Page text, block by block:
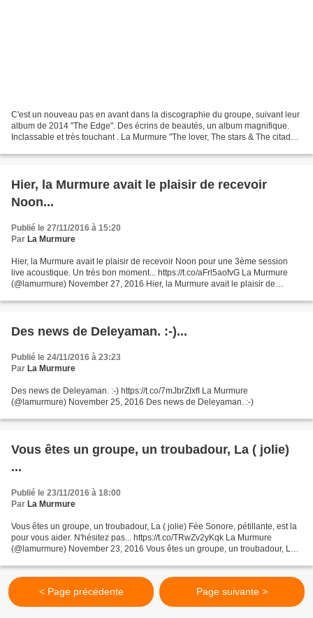
C'est un nouveau pas en avant dans la discographie du groupe, suivant leur
album de 2014 "The Edge". Des écrins de beautés, un album magnifique.
Inclassable et très touchant . La Murmure "The lover, The stars & The citadel"
Hier, la Murmure avait le plaisir de recevoir
Noon...
Publié le 27/11/2016 à 15:20
Par La Murmure
Hier, la Murmure avait le plaisir de recevoir Noon pour une 3ème session
live acoustique. Un très bon moment... https://t.co/aFrl5aofvG La Murmure
(@lamurmure) November 27, 2016 Hier, la Murmure avait le plaisir de
Des news de Deleyaman. :-)...
Publié le 24/11/2016 à 23:23
Par La Murmure
Des news de Deleyaman. :-) https://t.co/7mJbrZIxfI La Murmure
(@lamurmure) November 25, 2016 Des news de Deleyaman. :-)
Vous êtes un groupe, un troubadour, La ( jolie)
...
Publié le 23/11/2016 à 18:00
Par La Murmure
Vous êtes un groupe, un troubadour, La ( jolie) Fée Sonore, pétillante, est la
pour vous aider. N'hésitez pas... https://t.co/TRwZv2yKqk La Murmure
(@lamurmure) November 23, 2016 Vous êtes un groupe, un troubadour, La (
< Page précédente Page suivante >